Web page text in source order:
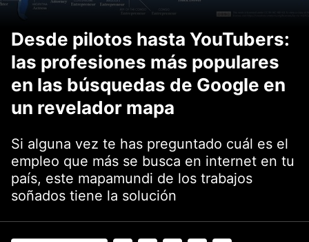
Desde pilotos hasta YouTubers:
las profesiones más populares
en las búsquedas de Google en
un revelador mapa
Si alguna vez te has preguntado cuál es el
empleo que más se busca en internet en tu
país, este mapamundi de los trabajos
soñados tiene la solución